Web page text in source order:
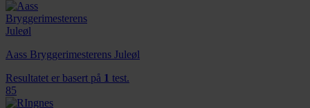
Aass Bryggerimesterens Juleøl
Resultatet er basert på 1 test.
85